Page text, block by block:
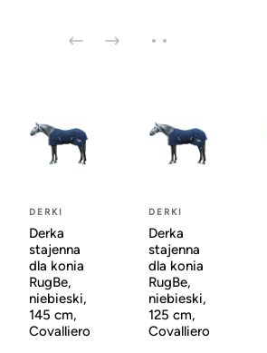
DERKI
Derka
stajenna
dla konia
RugBe,
niebieski,
145 cm,
Covalliero
DERKI
Derka
stajenna
dla konia
RugBe,
niebieski,
125 cm,
Covalliero